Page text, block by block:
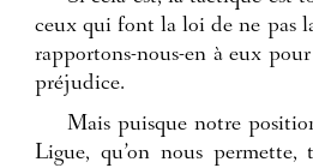
ceux qui font la loi de ne pas
rapportons-nous-en à eux
préjudice.
Mais puisque notre
Ligue, qu’on nous permette,